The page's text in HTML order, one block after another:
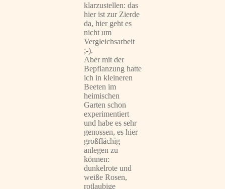
klarzustellen: das
hier ist zur Zierde
da, hier geht es
nicht um
Vergleichsarbeit
;-).
Aber mit der
Bepflanzung hatte
ich in kleineren
Beeten im
heimischen
Garten schon
experimentiert
und habe es sehr
genossen, es hier
großflächig
anlegen zu
können:
dunkelrote und
weiße Rosen,
rotlaubige